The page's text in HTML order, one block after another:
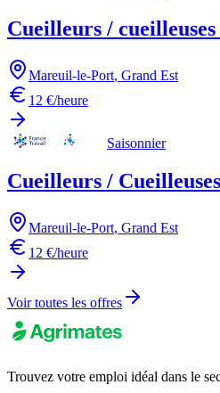
Cueilleurs /
Mareuil-le-Port, Grand Est
12 €/heure
Saisonnier
Cueilleurs /
Mareuil-le-Port, Grand Est
12 €/heure
Voir toutes les offres
Trouvez votre emploi idéal dans le